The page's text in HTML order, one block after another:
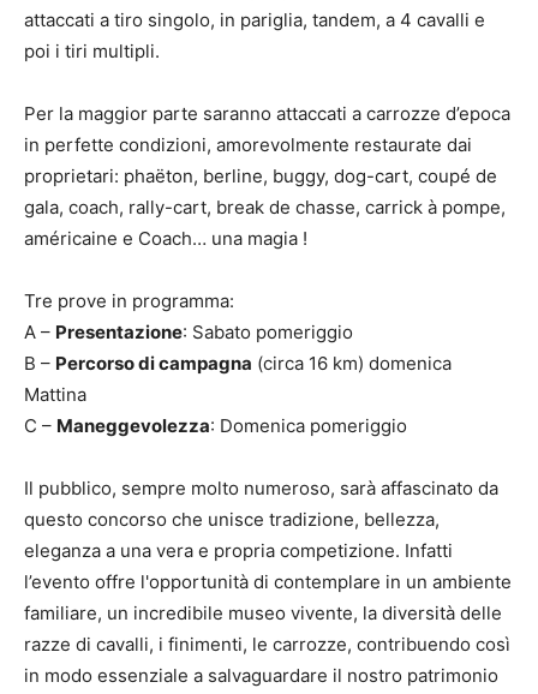
attaccati a tiro singolo, in pariglia, tandem, a 4 cavalli e
poi i tiri multipli.
Per la maggior parte saranno attaccati a carrozze d’epoca
in perfette condizioni, amorevolmente restaurate dai
proprietari: phaëton, berline, buggy, dog-cart, coupé de
gala, coach, rally-cart, break de chasse, carrick à pompe,
américaine e Coach… una magia !
Tre prove in programma:
A – Presentazione: Sabato pomeriggio
B – Percorso di campagna (circa 16 km) domenica
Mattina
C – Maneggevolezza: Domenica pomeriggio
Il pubblico, sempre molto numeroso, sarà affascinato da
questo concorso che unisce tradizione, bellezza,
eleganza a una vera e propria competizione. Infatti
l’evento offre l'opportunità di contemplare in un ambiente
familiare, un incredibile museo vivente, la diversità delle
razze di cavalli, i finimenti, le carrozze, contribuendo così
in modo essenziale a salvaguardare il nostro patrimonio